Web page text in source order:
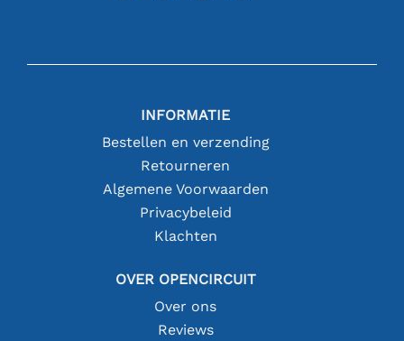
INFORMATIE
Bestellen en verzending
Retourneren
Algemene Voorwaarden
Privacybeleid
Klachten
OVER OPENCIRCUIT
Over ons
Reviews